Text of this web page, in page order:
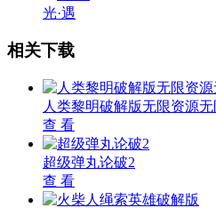
光·遇
相关下载
人类黎明破解版无限资源
查 看
超级弹丸论破2
查 看